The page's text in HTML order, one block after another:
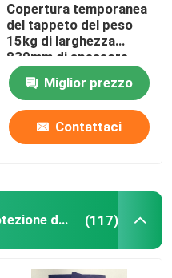
Copertura temporanea
del tappeto del peso
15kg di larghezza
830mm di spessore
0.86mm
Miglior prezzo
Contattaci
Rotolo temporaneo di protezione del pavimento (117)